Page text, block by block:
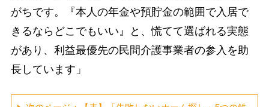
がちです。『本人の年金や預貯金の範囲で入居で
きるならどこでもいい』と、慌てて選ばれる実態
があり、利益最優先の民間介護事業者の参入を助
長しています」